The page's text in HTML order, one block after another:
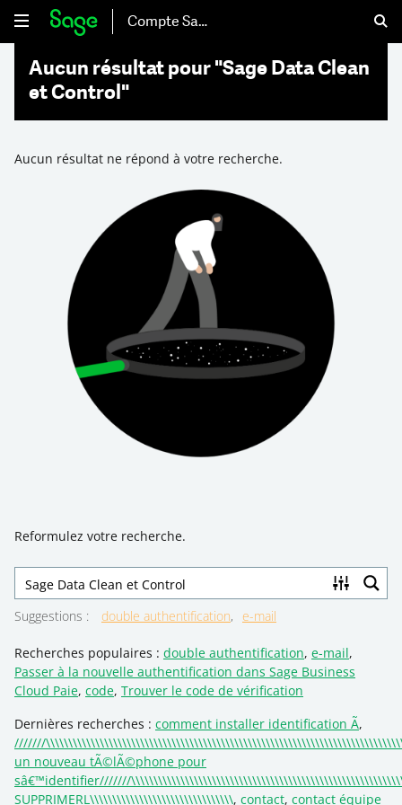
Compte Sage
Aucun résultat pour "Sage Data Clean
et Control"
Aucun résultat ne répond à votre recherche.
Reformulez votre recherche.
Suggestions : double authentification e-mail
Recherches populaires : double authentification, e-mail,
Passer à la nouvelle authentification dans Sage Business
Cloud Paie, code, Trouver le code de vérification
Dernières recherches : comment installer identification Ã,
///////
un nouveau tÃ©lÃ©phone pour
sâ€™identifier///////
SUPPRIMERL\\\\\\\\\\\\\\\\\\\\\\\\\\\\\\\\, contact, contact équipe